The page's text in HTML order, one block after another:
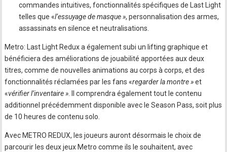
commandes intuitives, fonctionnalités spécifiques de Last Light
telles que «l’essuyage de masque », personnalisation des armes,
assassinats en silence et neutralisations.
Metro: Last Light Redux a également subi un lifting graphique et
bénéficiera des améliorations de jouabilité apportées aux deux
titres, comme de nouvelles animations au corps à corps, et des
fonctionnalités réclamées par les fans «regarder la montre »et
«vérifier l’inventaire » . Il comprendra également tout le contenu
additionnel précédemment disponible avec le Season Pass, soit plus
de 10 heures de contenu solo.
Avec METRO REDUX, les joueurs auront désormais le choix de
parcourir les deux jeux Metro comme ils le souhaitent, avec